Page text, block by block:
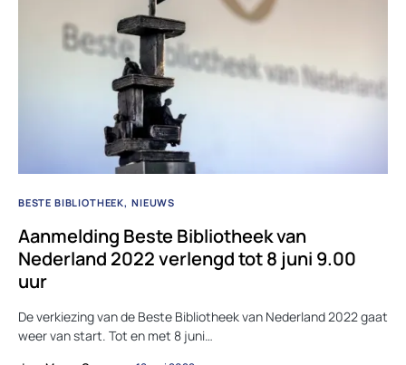
BESTE BIBLIOTHEEK NIEUWS
Aanmelding Beste Bibliotheek van
Nederland 2022 verlengd tot 8 juni 9.00
uur
De verkiezing van de Beste Bibliotheek van Nederland 2022 gaat
weer van start. Tot en met 8 juni…